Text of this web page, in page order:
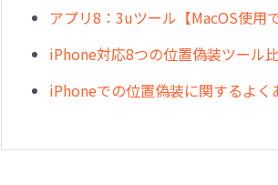
アプリ8：3uツール【MacOS使用
iPhone対応8つの位置偽装ツール
iPhoneでの位置偽装に関するよく